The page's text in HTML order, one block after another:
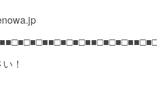
！